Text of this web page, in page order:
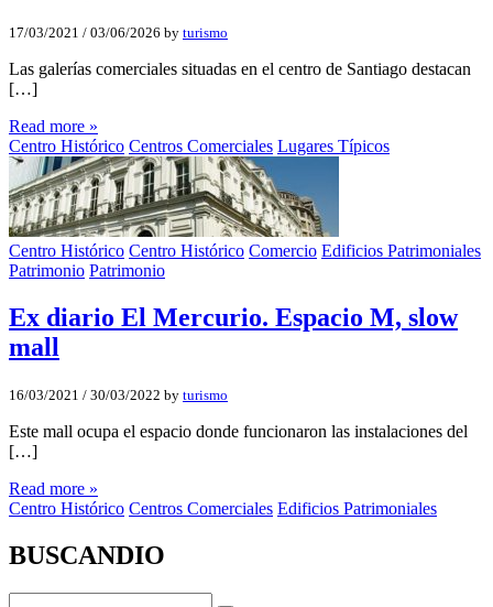
17/03/2021 / 03/06/2026 by turismo
Las galerías comerciales situadas en el centro de Santiago destacan
[…]
Read more »
Centro Histórico Centros Comerciales Lugares Típicos
Centro Histórico Centro Histórico Comercio Edificios Patrimoniales
Patrimonio Patrimonio
Ex diario El Mercurio. Espacio M, slow
mall
16/03/2021 / 30/03/2022 by turismo
Este mall ocupa el espacio donde funcionaron las instalaciones del
[…]
Read more »
Centro Histórico Centros Comerciales Edificios Patrimoniales
BUSCANDIO